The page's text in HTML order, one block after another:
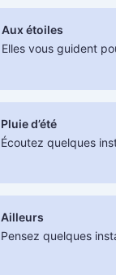
Aux étoiles
Elles vous guident
Pluie d’été
Écoutez quelques
Ailleurs
Pensez quelques